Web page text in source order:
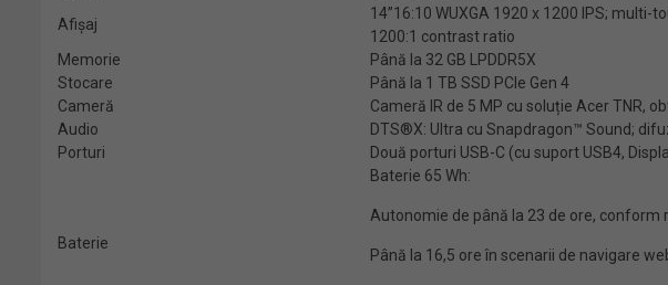
Afișaj
14”16:10 WUXGA 1920 x 1200 IPS; multi-
1200:1 contrast ratio
Memorie
Până la 32 GB LPDDR5X
Stocare
Până la 1 TB SSD PCIe Gen 4
Cameră
Cameră IR de 5 MP cu soluție Acer TNR,
Audio
DTS®X: Ultra cu Snapdragon™ Sound;
Porturi
Două porturi USB-C (cu suport USB4,
Baterie
Baterie 65 Wh:
Autonomie de până la 23 de ore,
Până la 16,5 ore în scenarii de navigare